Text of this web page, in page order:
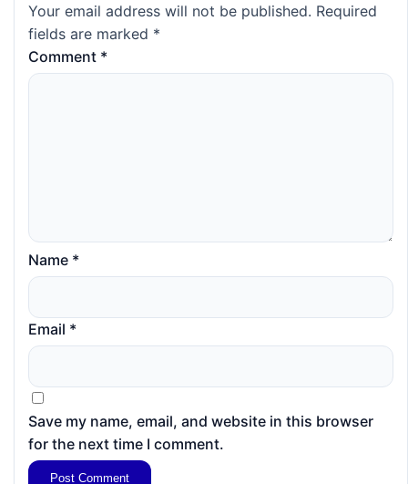
Your email address will not be published. Required
fields are marked *
Comment *
Name *
Email *
Save my name, email, and website in this browser
for the next time I comment.